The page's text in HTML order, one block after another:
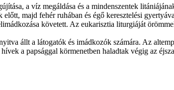
a víz megáldása és a mindenszentek
majd fehér ruhában és égő keresztelési
követett. Az eukarisztia liturgiáját
állt a látogatók és imádkozók számára. Az
a papsággal körmenetben haladtak végig az